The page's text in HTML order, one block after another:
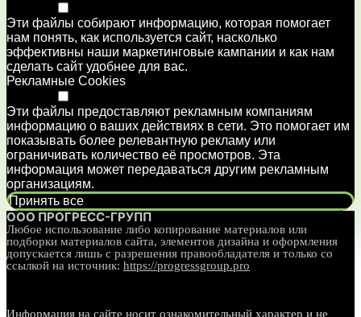
Эти файлы собирают информацию, которая помогает
нам понять, как используется сайт, насколько
эффективны наши маркетинговые кампании и как нам
сделать сайт удобнее для вас.
Рекламные Cookies
Эти файлы предоставляют рекламным компаниям
информацию о ваших действиях в сети. Это помогает им
показывать более релевантную рекламу или
ограничивать количество её просмотров. Эта
информация может передаваться другим рекламным
организациям.
Принять все
ООО ПРОГРЕСС-ГРУПП
Любое использование либо копирование материалов или
подборки материалов сайта, элементов дизайна и оформления
допускается лишь с разрешения правообладателя и только со
ссылкой на источник: https://progressgroup.pro
Информация на сайте носит ознакомительный характер и не